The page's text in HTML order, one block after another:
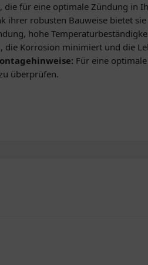
die für eine optimale Zündung in
ihrer robusten Bauweise bietet
hohe
die Korrosion minimiert und die
Für eine
überprüfen.